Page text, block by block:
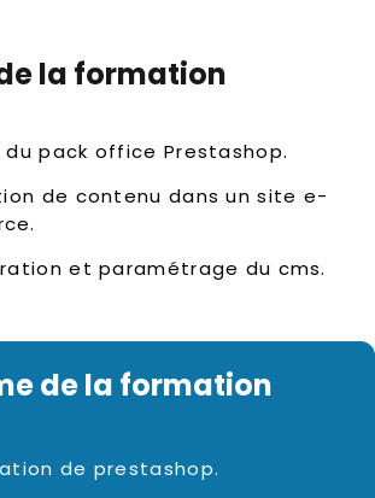
la formation
du pack office Prestashop.
de contenu dans un site e-
et paramétrage du cms.
de la formation
de prestashop.